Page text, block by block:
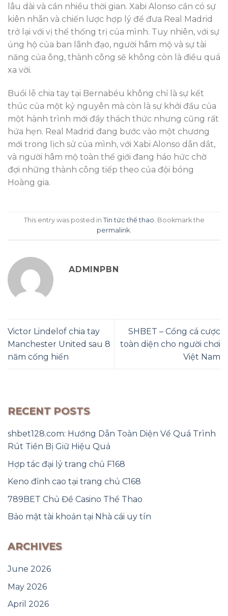
lâu dài và cần nhiều thời gian. Xabi Alonso cần có sự
kiên nhẫn và chiến lược hợp lý để đưa Real Madrid
trở lại với vị thế thống trị của mình. Tuy nhiên, với sự
ủng hộ của ban lãnh đạo, người hâm mộ và sự tài
năng của ông, thành công sẽ không còn là điều quá
xa vời.
Buổi lễ chia tay tại Bernabéu không chỉ là sự kết
thúc của một kỷ nguyên mà còn là sự khởi đầu của
một hành trình mới đầy thách thức nhưng cũng rất
hứa hẹn. Real Madrid đang bước vào một chương
mới trong lịch sử của mình, với Xabi Alonso dẫn dắt,
và người hâm mộ toàn thế giới đang háo hức chờ
đợi những thành công tiếp theo của đội bóng
Hoàng gia.
This entry was posted in Tin tức thể thao. Bookmark the
permalink.
ADMINPBN
Victor Lindelof chia tay
Manchester United sau 8
năm cống hiến
SHBET – Cổng cá cược
toàn diện cho người chơi
Việt Nam
RECENT POSTS
shbet128.com: Hướng Dẫn Toàn Diện Về Quá Trình
Rút Tiền Bị Giữ Hiệu Quả
Hợp tác đại lý trang chủ F168
Keno đỉnh cao tại trang chủ C168
789BET Chủ Đề Casino Thể Thao
Bảo mật tài khoản tại Nhà cái uy tín
ARCHIVES
June 2026
May 2026
April 2026